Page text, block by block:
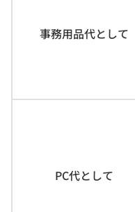
事務用品代として
PC代として